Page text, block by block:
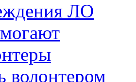
ЛО
волонтером